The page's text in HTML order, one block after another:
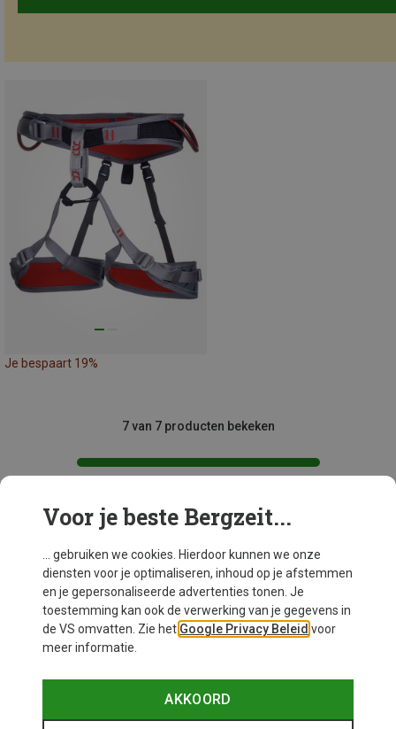
Je bespaart 19%
7 van 7 producten bekeken
Mogelijk interessant voor je
Voor je beste Bergzeit...
... gebruiken we cookies. Hierdoor kunnen we onze
diensten voor je optimaliseren, inhoud op je afstemmen
en je gepersonaliseerde advertenties tonen. Je
toestemming kan ook de verwerking van je gegevens in
de VS omvatten. Zie het Google Privacy Beleid voor
meer informatie.
AKKOORD